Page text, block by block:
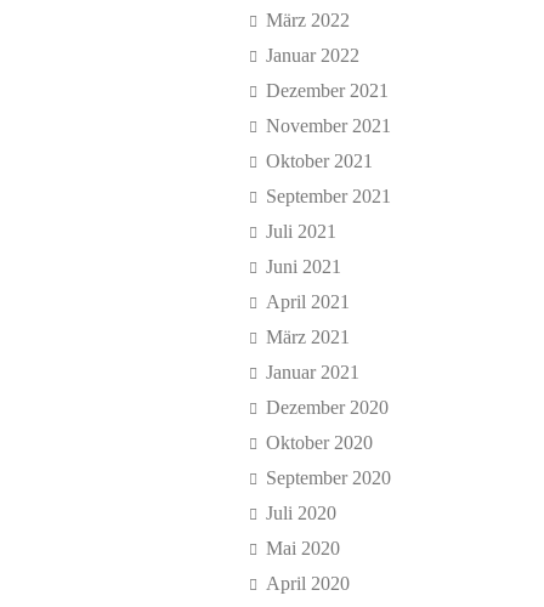
März 2022
Januar 2022
Dezember 2021
November 2021
Oktober 2021
September 2021
Juli 2021
Juni 2021
April 2021
März 2021
Januar 2021
Dezember 2020
Oktober 2020
September 2020
Juli 2020
Mai 2020
April 2020